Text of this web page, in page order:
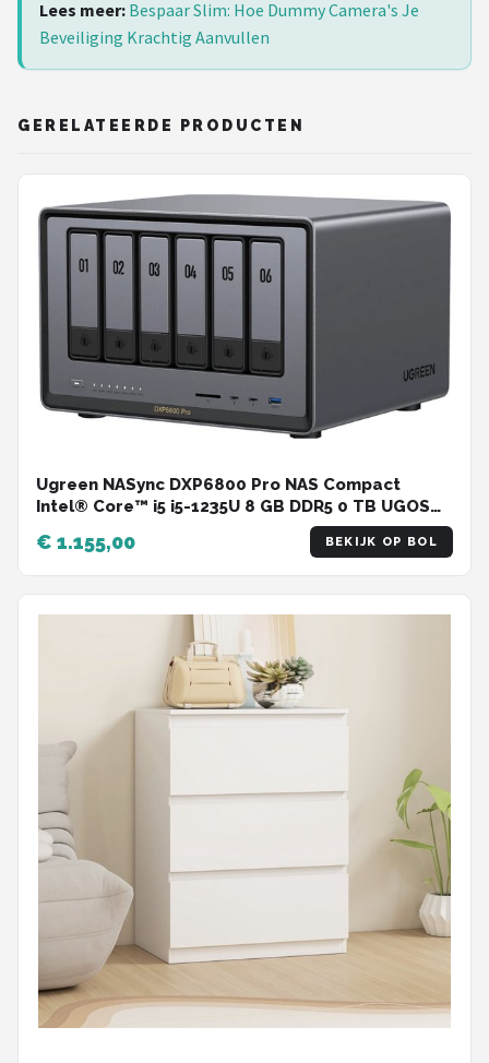
Lees meer: Bespaar Slim: Hoe Dummy Camera's Je
Beveiliging Krachtig Aanvullen
GERELATEERDE PRODUCTEN
Ugreen NASync DXP6800 Pro NAS Compact
Intel® Core™ i5 i5-1235U 8 GB DDR5 0 TB UGOS
€ 1.155,00 BEKIJK OP BOL